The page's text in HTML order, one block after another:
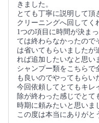
きました。
とても丁寧に説明して頂
クリーニングへ回してく
1つの項目に時間が決ま
ては終わらなかったので
は省いてもらいましたが
れば追加したいなと思い
シャンプー類をこちらで
も良いのでやってもらい
今回依頼してとてもキレ
除が終わった感じでと
時期に頼みたいと思いま
この度は本当にありがと